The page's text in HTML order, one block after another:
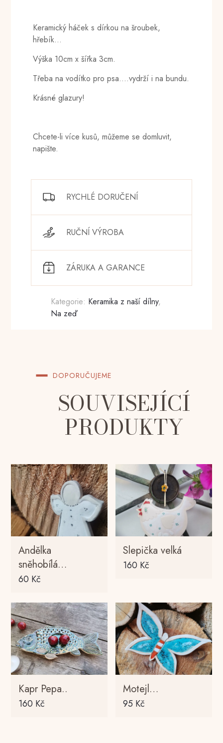
Keramický háček s dírkou na šroubek,
hřebík…
Výška 10cm x šířka 3cm.
Třeba na vodítko pro psa….vydrží i na bundu.
Krásné glazury!
Chcete-li více kusů, můžeme se domluvit,
napište.
RYCHLÉ DORUČENÍ
RUČNÍ VÝROBA
ZÁRUKA A GARANCE
Kategorie: Keramika z naší dílny,
Na zeď
DOPORUČUJEME
SOUVISEJÍCÍ
PRODUKTY
Andělka
sněhobílá…
60 Kč
Slepička velká
160 Kč
Kapr Pepa..
160 Kč
Motejl…
95 Kč